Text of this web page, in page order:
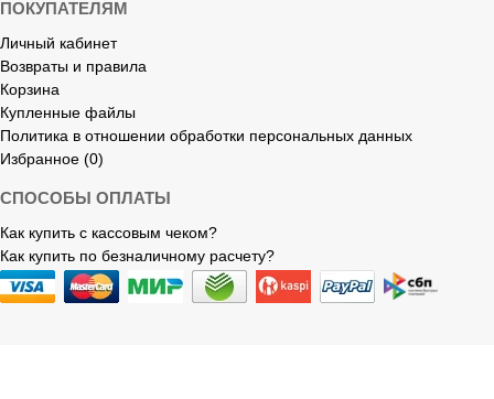
ПОКУПАТЕЛЯМ
Личный кабинет
Возвраты и правила
Корзина
Купленные файлы
Политика в отношении обработки персональных данных
Избранное (0)
СПОСОБЫ ОПЛАТЫ
Как купить с кассовым чеком?
Как купить по безналичному расчету?